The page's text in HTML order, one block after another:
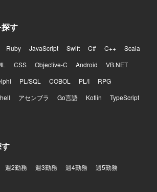
す
Ruby JavaScript Swift C# C++
Scala
CSS Objective-C Android
VB.NET
PL/SQL COBOL PL/I
RPG
アセンブラ Go言語 Kotlin
TypeScript
週2勤務 週3勤務 週4勤務 週5勤務